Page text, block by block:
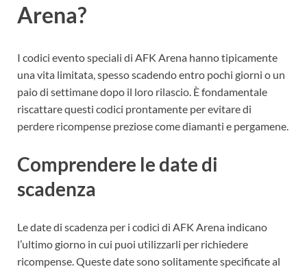
Arena?
I codici evento speciali di AFK Arena hanno tipicamente
una vita limitata, spesso scadendo entro pochi giorni o un
paio di settimane dopo il loro rilascio. È fondamentale
riscattare questi codici prontamente per evitare di
perdere ricompense preziose come diamanti e pergamene.
Comprendere le date di
scadenza
Le date di scadenza per i codici di AFK Arena indicano
l’ultimo giorno in cui puoi utilizzarli per richiedere
ricompense. Queste date sono solitamente specificate al